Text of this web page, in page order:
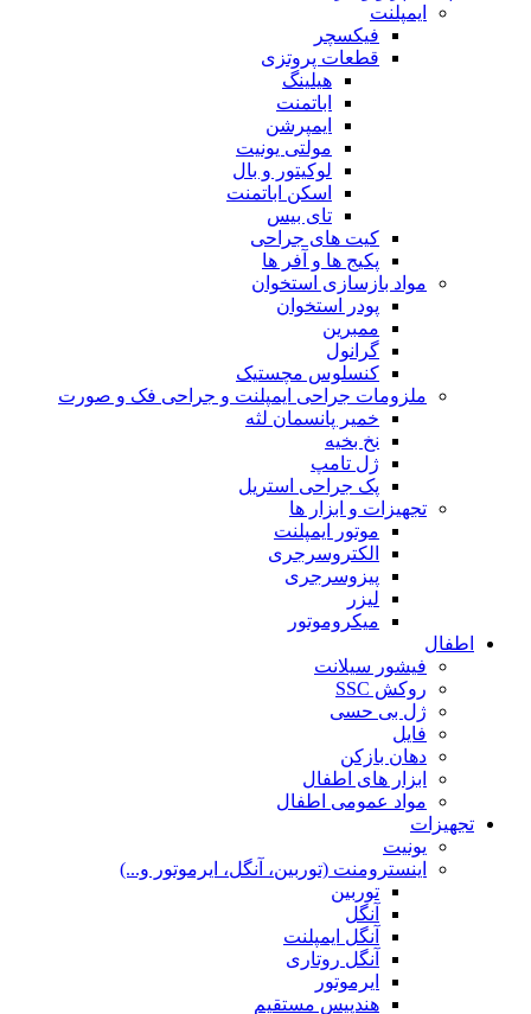
ایمپلنت
فیکسچر
قطعات پروتزی
هیلینگ
اباتمنت
ایمپرشن
مولتی یونیت
لوکیتور و بال
اسکن اباتمنت
تای بیس
کیت های جراحی
پکیج ها و آفر ها
مواد بازسازی استخوان
پودر استخوان
ممبرین
گرانول
کنسلوس مچستیک
ملزومات جراحی ایمپلنت و جراحی فک و صورت
خمیر پانسمان لثه
نخ بخیه
ژل تامپ
پک جراحی استریل
تجهیزات و ابزار ها
موتور ایمپلنت
الکتروسرجری
پیزوسرجری
لیزر
میکروموتور
اطفال
فیشور سیلانت
روکش SSC
ژل بی حسی
فایل
دهان بازکن
ابزار های اطفال
مواد عمومی اطفال
تجهیزات
یونیت
اینسترومنت (توربین، آنگل، ایرموتور و...)
توربین
آنگل
آنگل ایمپلنت
آنگل روتاری
ایرموتور
هندپیس مستقیم